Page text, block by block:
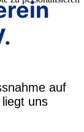
auf
liegt uns